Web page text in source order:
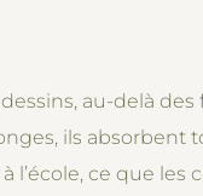
au-delà
ils absorbent
l’école, ce que